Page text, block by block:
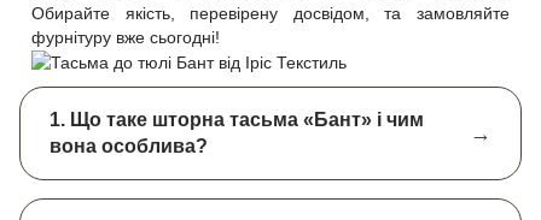
Обирайте якість, перевірену досвідом, та замовляйте
фурнітуру вже сьогодні!
1. Що таке шторна тасьма «Бант» і чим
вона особлива?